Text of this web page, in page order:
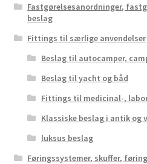
Fastgørelsesanordninger,
beslag
Fittings til særlige anvendelser
Beslag til autocamper,
Beslag til yacht og båd
Fittings til medicinal-,
Klassiske beslag i antik og
luksus beslag
Føringssystemer, skuffer,